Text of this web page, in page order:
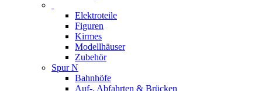
Elektroteile
Figuren
Kirmes
Modellhäuser
Zubehör
Spur N
Bahnhöfe
Auf-, Abfahrten & Brücken